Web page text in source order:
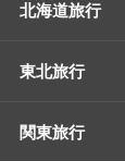
北海道旅行
東北旅行
関東旅行